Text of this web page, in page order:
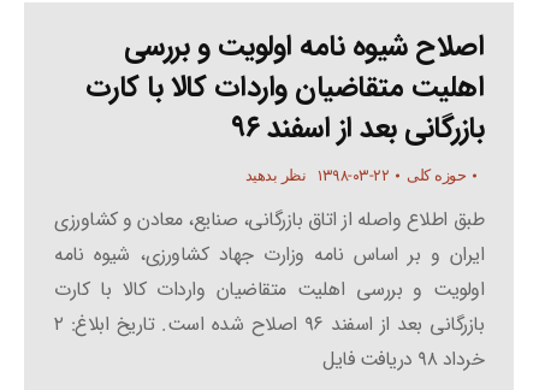
اصلاح شیوه نامه اولویت و بررسی
اهلیت متقاضیان واردات کالا با کارت
بازرگانی بعد از اسفند ۹۶
حوزه کلی ۱۳۹۸-۰۳-۲۲ نظر بدهید
طبق اطلاع واصله از اتاق بازرگانی، صنایع، معادن و کشاورزی
ایران و بر اساس نامه وزارت جهاد کشاورزی، شیوه نامه
اولویت و بررسی اهلیت متقاضیان واردات کالا با کارت
بازرگانی بعد از اسفند ۹۶ اصلاح شده است. تاریخ ابلاغ: ۲
خرداد ۹۸ دریافت فایل